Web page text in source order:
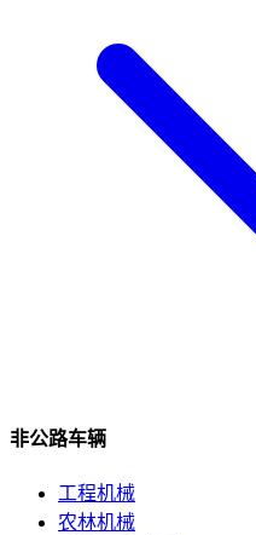
非公路车辆
工程机械
农林机械